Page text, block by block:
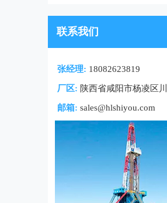
联系我们
张经理: 18082623819
厂区: 陕西省咸阳市杨凌区
邮箱: sales@hlshiyou.com